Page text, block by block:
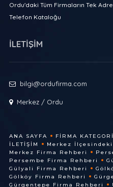
Ordu'daki Tüm Firmaların Tek
Telefon Kataloğu
İLETİŞİM
bilgi@ordufirma.com
Merkez / Ordu
ANA SAYFA FIRMA
İLETIŞIM
Merkez
Merkez Firma Rehberi
Persembe Firma Rehberi
Gülyali Firma Rehberi
Gölköy Firma Rehberi
Gürgentepe Firma Rehberi